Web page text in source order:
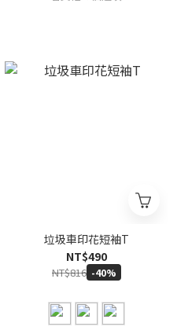
垃圾車印花短袖T
NT$490
NT$816 -40%